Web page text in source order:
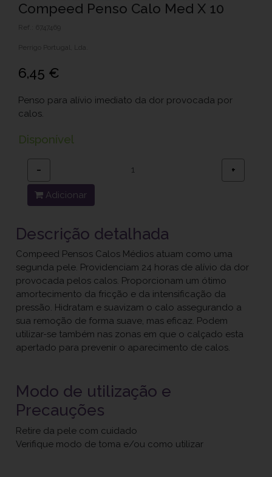
Compeed Penso Calo Med X 10
Ref.: 6747469
Perrigo Portugal, Lda.
6,45 €
Penso para alívio imediato da dor provocada por
calos.
Disponível
− +
Adicionar
Descrição detalhada
Compeed Pensos Calos Médios atuam como uma
segunda pele. Providenciam 24 horas de alívio da dor
provocada pelos calos. Proporcionam um ótimo
amortecimento da fricção e da intensificação da
pressão. Hidratam e suavizam o calo assegurando a
sua remoção de forma suave, mas eficaz. Podem
utilizar-se também nas zonas em que o calçado esta
apertado para prevenir o aparecimento de calos.
Modo de utilização e
Precauções
Retire da pele com cuidado
Verifique modo de toma e/ou como utilizar